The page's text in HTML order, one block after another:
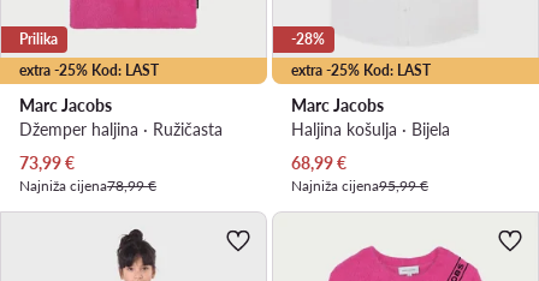
extra -25% Kod: LAST
Prilika
Marc Jacobs
Džemper haljina · Ružičasta
Trenutna cijena
73,99€
Najniža cijena78,99 €
extra -25% Kod: LAST
-28%
Marc Jacobs
Haljina košulja · Bijela
Trenutna cijena
68,99€
Najniža cijena95,99 €